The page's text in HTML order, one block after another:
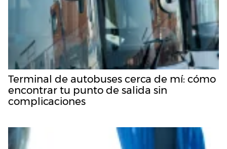
Terminal de autobuses cerca de mí: cómo
encontrar tu punto de salida sin
complicaciones